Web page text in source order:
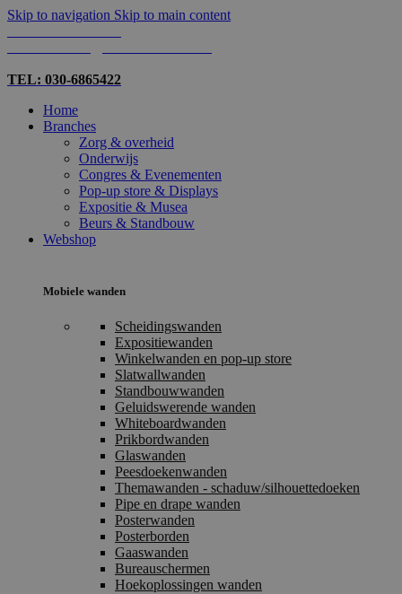
Skip to navigation Skip to main content
TEL: 030-6865422
Home
Branches
Zorg & overheid
Onderwijs
Congres & Evenementen
Pop-up store & Displays
Expositie & Musea
Beurs & Standbouw
Webshop
Mobiele wanden
Scheidingswanden
Expositiewanden
Winkelwanden en pop-up store
Slatwallwanden
Standbouwwanden
Geluidswerende wanden
Whiteboardwanden
Prikbordwanden
Glaswanden
Peesdoekenwanden
Themawanden - schaduw/silhouettedoeken
Pipe en drape wanden
Posterwanden
Posterborden
Gaaswanden
Bureauschermen
Hoekoplossingen wanden